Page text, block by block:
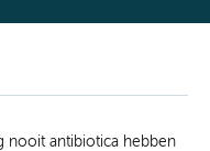
nooit antibiotica hebben